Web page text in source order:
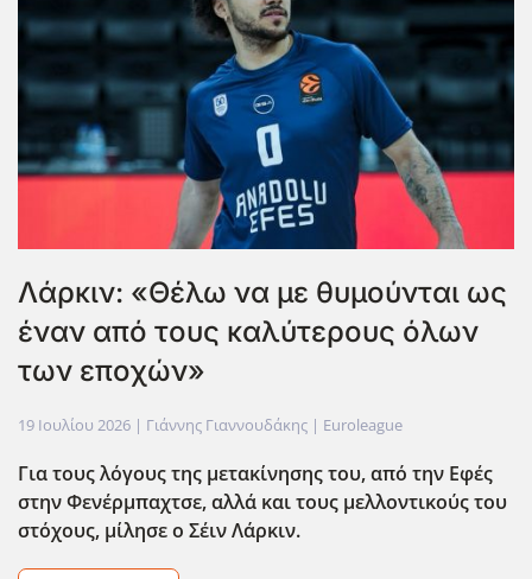
Λάρκιν: «Θέλω να με θυμούνται ως
έναν από τους καλύτερους όλων
των εποχών»
19 Ιουλίου 2026 | Γιάννης Γιαννουδάκης | Euroleague
Για τους λόγους της μετακίνησης του, από την Εφές
στην Φενέρμπαχτσε, αλλά και τους μελλοντικούς του
στόχους, μίλησε ο Σέιν Λάρκιν.